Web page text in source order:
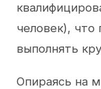
человек), что
выполнять
Опираясь на